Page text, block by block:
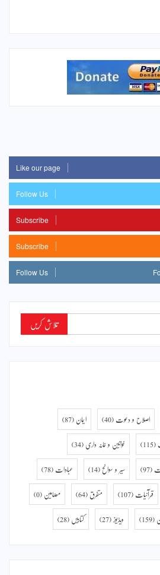
Like our page
Follow Us
Subscribe
Subscribe
Follow Us
اصلاح و دعوت (40) ایمان (87)
(115) خواتین و خانہ داری (34)
(97) سیر و سوانح (14) عبادات (78)
قرآنیات (107) متفرق (64) مضامین (0)
(159) ویڈیوز (27) کتابیں (28)